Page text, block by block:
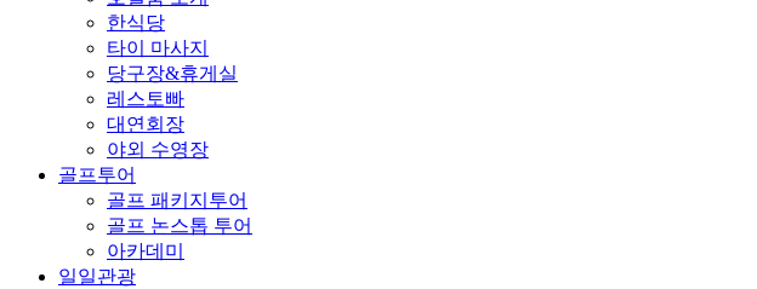
한식당
타이 마사지
당구장&휴게실
레스토빠
대연회장
야외 수영장
골프투어
골프 패키지투어
골프 논스톱 투어
아카데미
일일관광